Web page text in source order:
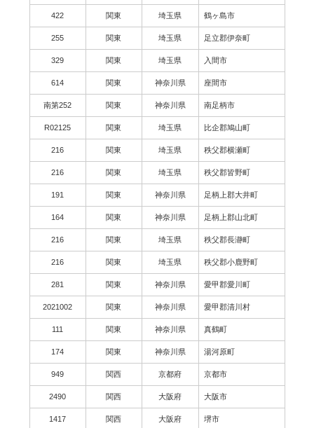
422 関東 埼玉県 鶴ヶ島市
255 関東 埼玉県 足立郡伊奈町
329 関東 埼玉県 入間市
614 関東 神奈川県 座間市
南第252 関東 神奈川県 南足柄市
R02125 関東 埼玉県 比企郡鳩山町
216 関東 埼玉県 秩父郡横瀬町
216 関東 埼玉県 秩父郡皆野町
191 関東 神奈川県 足柄上郡大井町
164 関東 神奈川県 足柄上郡山北町
216 関東 埼玉県 秩父郡長瀞町
216 関東 埼玉県 秩父郡小鹿野町
281 関東 神奈川県 愛甲郡愛川町
2021002 関東 神奈川県 愛甲郡清川村
111 関東 神奈川県 真鶴町
174 関東 神奈川県 湯河原町
949 関西 京都府 京都市
2490 関西 大阪府 大阪市
1417 関西 大阪府 堺市